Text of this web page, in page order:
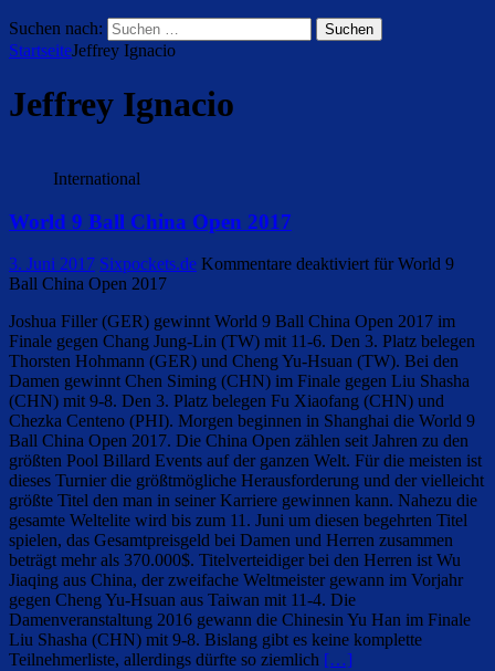
Suchen nach:
StartseiteJeffrey Ignacio
Jeffrey Ignacio
International
World 9 Ball China Open 2017
3. Juni 2017 Sixpockets.de Kommentare deaktiviert für World 9
Ball China Open 2017
Joshua Filler (GER) gewinnt World 9 Ball China Open 2017 im
Finale gegen Chang Jung-Lin (TW) mit 11-6. Den 3. Platz belegen
Thorsten Hohmann (GER) und Cheng Yu-Hsuan (TW). Bei den
Damen gewinnt Chen Siming (CHN) im Finale gegen Liu Shasha
(CHN) mit 9-8. Den 3. Platz belegen Fu Xiaofang (CHN) und
Chezka Centeno (PHI). Morgen beginnen in Shanghai die World 9
Ball China Open 2017. Die China Open zählen seit Jahren zu den
größten Pool Billard Events auf der ganzen Welt. Für die meisten ist
dieses Turnier die größtmögliche Herausforderung und der vielleicht
größte Titel den man in seiner Karriere gewinnen kann. Nahezu die
gesamte Weltelite wird bis zum 11. Juni um diesen begehrten Titel
spielen, das Gesamtpreisgeld bei Damen und Herren zusammen
beträgt mehr als 370.000$. Titelverteidiger bei den Herren ist Wu
Jiaqing aus China, der zweifache Weltmeister gewann im Vorjahr
gegen Cheng Yu-Hsuan aus Taiwan mit 11-4. Die
Damenveranstaltung 2016 gewann die Chinesin Yu Han im Finale
Liu Shasha (CHN) mit 9-8. Bislang gibt es keine komplette
Teilnehmerliste, allerdings dürfte so ziemlich […]